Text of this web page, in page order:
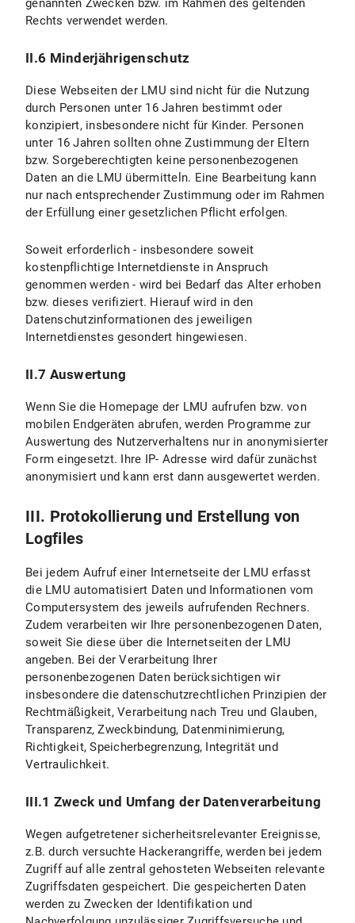
VI.4 Widerspruchs- und Beseitigungsmöglichkeit
C) Geltung der Datenschutzerklärung
D) Datenschutzhinweise für Studierende
E) Stand und Änderungen der Datenschutzerklärung
genannten Zwecken bzw. im Rahmen des geltenden
Rechts verwendet werden.
II.6 Minderjährigenschutz
Diese Webseiten der LMU sind nicht für die Nutzung
durch Personen unter 16 Jahren bestimmt oder
konzipiert, insbesondere nicht für Kinder. Personen
unter 16 Jahren sollten ohne Zustimmung der Eltern
bzw. Sorgeberechtigten keine personenbezogenen
Daten an die LMU übermitteln. Eine Bearbeitung kann
nur nach entsprechender Zustimmung oder im Rahmen
der Erfüllung einer gesetzlichen Pflicht erfolgen.
Soweit erforderlich - insbesondere soweit
kostenpflichtige Internetdienste in Anspruch
genommen werden - wird bei Bedarf das Alter erhoben
bzw. dieses verifiziert. Hierauf wird in den
Datenschutzinformationen des jeweiligen
Internetdienstes gesondert hingewiesen.
II.7 Auswertung
Wenn Sie die Homepage der LMU aufrufen bzw. von
mobilen Endgeräten abrufen, werden Programme zur
Auswertung des Nutzerverhaltens nur in anonymisierter
Form eingesetzt. Ihre IP- Adresse wird dafür zunächst
anonymisiert und kann erst dann ausgewertet werden.
III. Protokollierung und Erstellung von
Logfiles
Bei jedem Aufruf einer Internetseite der LMU erfasst
die LMU automatisiert Daten und Informationen vom
Computersystem des jeweils aufrufenden Rechners.
Zudem verarbeiten wir Ihre personenbezogenen Daten,
soweit Sie diese über die Internetseiten der LMU
angeben. Bei der Verarbeitung Ihrer
personenbezogenen Daten berücksichtigen wir
insbesondere die datenschutzrechtlichen Prinzipien der
Rechtmäßigkeit, Verarbeitung nach Treu und Glauben,
Transparenz, Zweckbindung, Datenminimierung,
Richtigkeit, Speicherbegrenzung, Integrität und
Vertraulichkeit.
III.1 Zweck und Umfang der Datenverarbeitung
Wegen aufgetretener sicherheitsrelevanter Ereignisse,
z.B. durch versuchte Hackerangriffe, werden bei jedem
Zugriff auf alle zentral gehosteten Webseiten relevante
Zugriffsdaten gespeichert. Die gespeicherten Daten
werden zu Zwecken der Identifikation und